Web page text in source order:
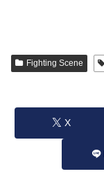
Fighting Scene
X